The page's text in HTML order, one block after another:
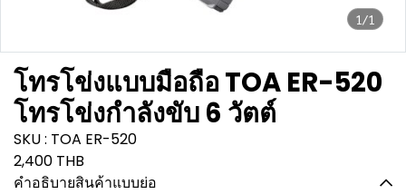
1/1
โทรโข่งแบบมือถือ TOA ER-520
โทรโข่งกำลังขับ 6 วัตต์
SKU : TOA ER-520
2,400 THB
คำอธิบายสินค้าแบบย่อ